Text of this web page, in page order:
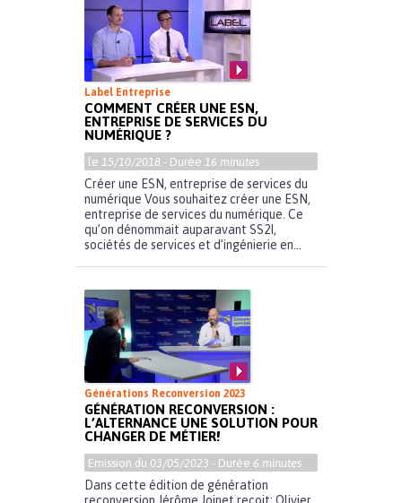
Label Entreprise
COMMENT CRÉER UNE ESN,
ENTREPRISE DE SERVICES DU
NUMÉRIQUE ?
le 15/10/2018 - Durée 16 minutes
Créer une ESN, entreprise de services du
numérique Vous souhaitez créer une ESN,
entreprise de services du numérique. Ce
qu’on dénommait auparavant SS2I,
sociétés de services et d’ingénierie en...
Générations Reconversion 2023
GÉNÉRATION RECONVERSION :
L’ALTERNANCE UNE SOLUTION POUR
CHANGER DE MÉTIER!
Emission du 03/05/2023 - Durée 6 minutes
Dans cette édition de génération